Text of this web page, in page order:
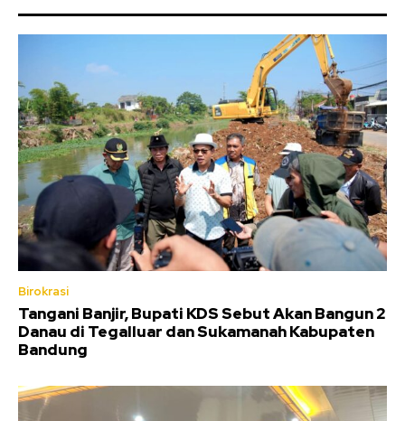
Birokrasi
Tangani Banjir, Bupati KDS Sebut Akan Bangun 2
Danau di Tegalluar dan Sukamanah Kabupaten
Bandung